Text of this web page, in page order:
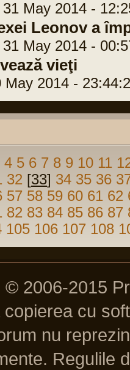
May 2014 -
Leonov a
May 2014 -
vieţi
2014 -
4 5 6 7 8 9 10 11
32 [33] 34 35 36
57 58 59 60 61 62
82 83 84 85 86 87
105 106 107 108
© 2006-2015
cu
nu
Regulile